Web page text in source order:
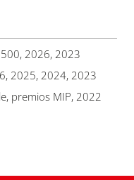
2026, 2023
2025, 2024, 2023
premios MIP, 2022